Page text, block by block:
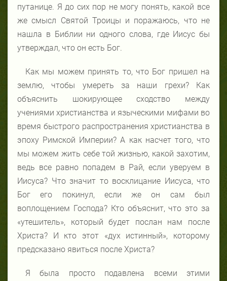
путанице. Я до сих пор не могу понять, какой все
же смысл Святой Троицы и поражаюсь, что не
нашла в Библии ни одного слова, где Иисус бы
утверждал, что он есть Бог.
Как мы можем принять то, что Бог пришел на
землю, чтобы умереть за наши грехи? Как
объяснить шокирующее сходство между
учениями христианства и языческими мифами во
время быстрого распространения христианства в
эпоху Римской Империи? А как насчет того, что
мы можем жить себе той жизнью, какой захотим,
ведь все равно попадем в Рай, если уверуем в
Иисуса? Что значит то восклицание Иисуса, что
Бог его покинул, если же он сам был
воплощением Господа? Кто объяснит, что это за
«утешитель», который будет послан нам после
Христа? И кто этот «дух истинный», которому
предсказано явиться после Христа?
Я была просто подавлена всеми этими